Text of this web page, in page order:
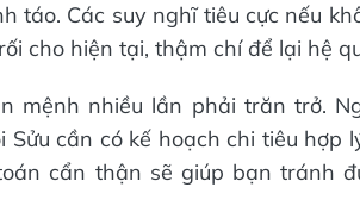
táo. Các suy nghĩ tiêu cực nếu
cho hiện tại, thậm chí để lại hệ
mệnh nhiều lần phải trăn trở.
cần có kế hoạch chi tiêu hợp
cẩn thận sẽ giúp bạn tránh